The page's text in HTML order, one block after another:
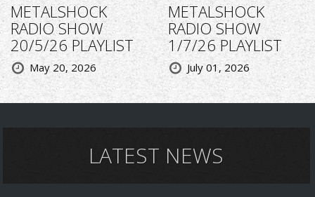
METALSHOCK
RADIO SHOW
20/5/26 PLAYLIST
May 20, 2026
METALSHOCK
RADIO SHOW
1/7/26 PLAYLIST
July 01, 2026
LATEST NEWS